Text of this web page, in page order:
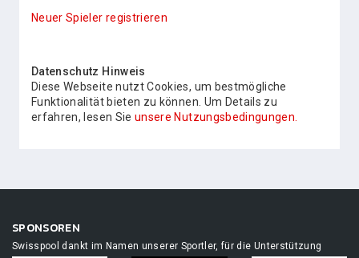
Neuer Spieler registrieren
Datenschutz Hinweis
Diese Webseite nutzt Cookies, um bestmögliche
Funktionalität bieten zu können. Um Details zu
erfahren, lesen Sie unsere Nutzungsbedingungen.
SPONSOREN
Swisspool dankt im Namen unserer Sportler, für die Unterstützung